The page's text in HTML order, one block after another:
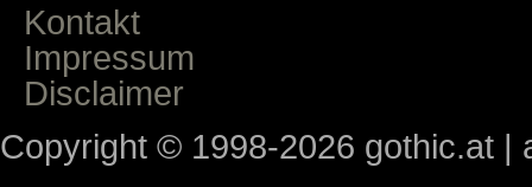
Kontakt
Impressum
Disclaimer
Copyright © 1998-2026 gothic.at |